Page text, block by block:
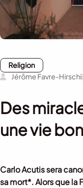
Religion
Jérôme Favre-Hirschi
Des
une vie
Carlo Acutis sera
sa mort*. Alors que la